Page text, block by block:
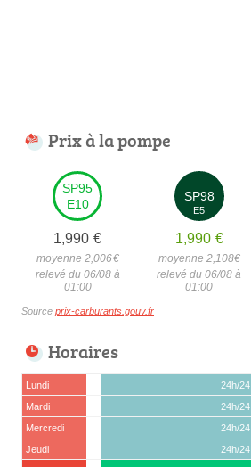
Prix à la pompe
SP95
E10
1,990 €
moyenne 2,006€
relevé du 06/08 à
01:00
SP98
E5
1,990 €
moyenne 2,108€
relevé du 06/08 à
01:00
Source prix-carburants.gouv.fr
Horaires
Lundi
24h/24
Mardi
24h/24
Mercredi
24h/24
Jeudi
24h/24